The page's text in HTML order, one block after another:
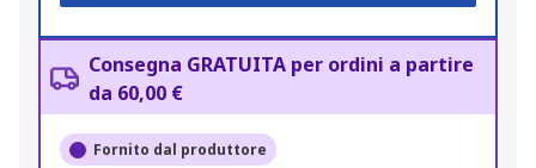
Consegna GRATUITA per ordini a partire
da 60,00 €
Fornito dal produttore